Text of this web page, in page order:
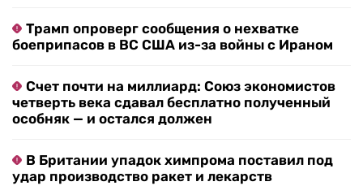
Трамп опроверг сообщения о нехватке
боеприпасов в ВС США из-за войны с Ираном
Счет почти на миллиард: Союз экономистов
четверть века сдавал бесплатно полученный
особняк — и остался должен
В Британии упадок химпрома поставил под
удар производство ракет и лекарств